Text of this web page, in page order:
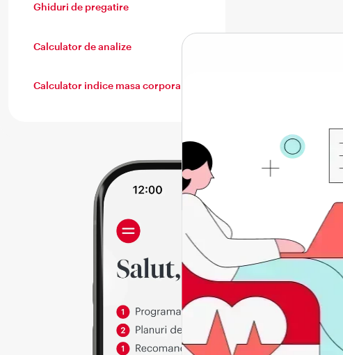
Ghiduri de pregatire
Calculator de analize
Calculator indice masa corporala